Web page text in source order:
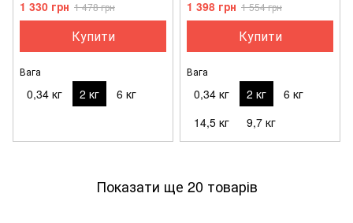
малих порід
1 330 грн 1 478 грн
Купити
Вага
0,34 кг 2 кг 6 кг
1 398 грн 1 554 грн
Купити
Вага
0,34 кг 2 кг
6 кг
14,5 кг
9,7 кг
Показати ще 20 товарів